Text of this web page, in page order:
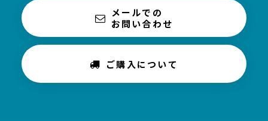
メールでの
お問い合わせ
ご購入について